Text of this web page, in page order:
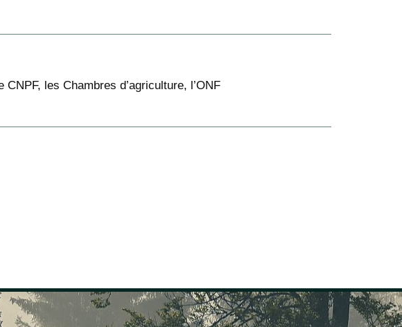
les Chambres d’agriculture, l’ONF